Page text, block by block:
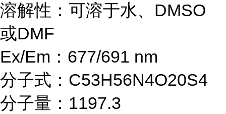
溶解性：可溶于水、DMSO
或DMF
Ex/Em：677/691 nm
分子式：C53H56N4O20S4
分子量：1197.3